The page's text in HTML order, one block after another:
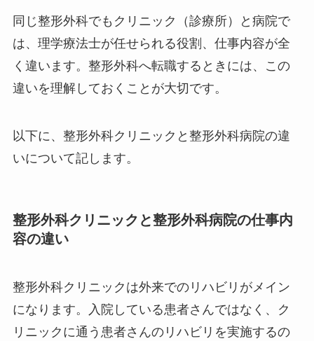
同じ整形外科でもクリニック（診療所）と病院で
は、理学療法士が任せられる役割、仕事内容が全
く違います。整形外科へ転職するときには、この
違いを理解しておくことが大切です。
以下に、整形外科クリニックと整形外科病院の違
いについて記します。
整形外科クリニックと整形外科病院の仕事内
容の違い
整形外科クリニックは外来でのリハビリがメイン
になります。入院している患者さんではなく、ク
リニックに通う患者さんのリハビリを実施するの